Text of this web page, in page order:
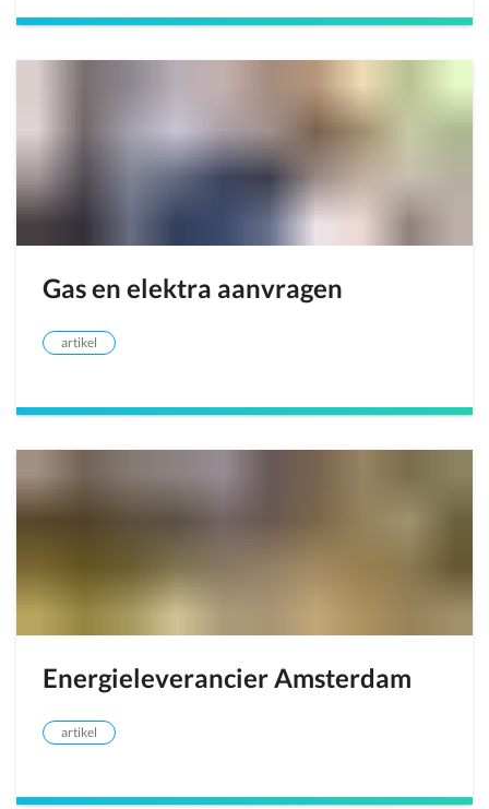
Gas en elektra aanvragen
artikel
Energieleverancier Amsterdam
artikel